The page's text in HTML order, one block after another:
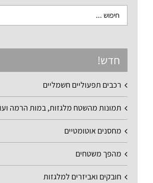
חדש!
רכבים תפעוליים חשמליים
תמונות מהשטח מלגזות, במות הרמה
מחסנים אוטומטיים
מהפך משטחים
חובקים ואביזרים למלגזות